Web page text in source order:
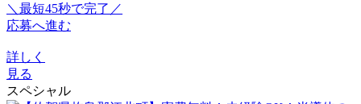
＼最短45秒で完了／
応募へ進む
詳しく
見る
スペシャル